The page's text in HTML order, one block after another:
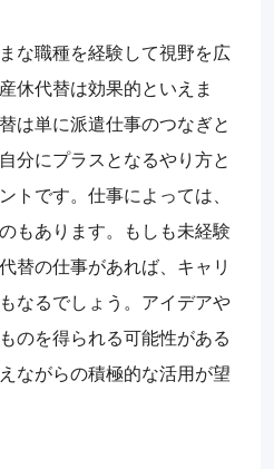
な職種を経験して視野を広
休代替は効果的といえま
は単に派遣仕事のつなぎと
分にプラスとなるやり方と
トです。仕事によっては、
もあります。もしも未経験
替の仕事があれば、キャリ
なるでしょう。アイデアや
のを得られる可能性がある
ながらの積極的な活用が望